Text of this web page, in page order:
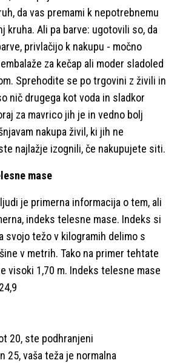
da vas premami k nepotrebnemu
kruha. Ali pa barve: ugotovili so, da
privlačijo k nakupu - močno
za kečap ali moder sladoled
Sprehodite se po trgovini z živili in
nič drugega kot voda in sladkor
za mavrico jih je in vedno bolj
nakupa živil, ki jih ne
najlažje izognili, če nakupujete siti.
mase
je primerna informacija o tem, ali
indeks telesne mase. Indeks si
svojo težo v kilogramih delimo s
v metrih. Tako na primer tehtate
visoki 1,70 m. Indeks telesne mase
20, ste podhranjeni
vaša teža je normalna